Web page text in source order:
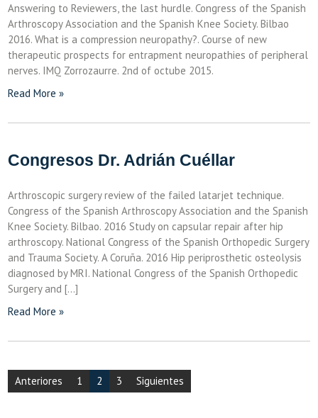
Answering to Reviewers, the last hurdle. Congress of the Spanish
Arthroscopy Association and the Spanish Knee Society. Bilbao
2016. What is a compression neuropathy?. Course of new
therapeutic prospects for entrapment neuropathies of peripheral
nerves. IMQ Zorrozaurre. 2nd of octube 2015.
Read More »
Congresos Dr. Adrián Cuéllar
Arthroscopic surgery review of the failed latarjet technique.
Congress of the Spanish Arthroscopy Association and the Spanish
Knee Society. Bilbao. 2016 Study on capsular repair after hip
arthroscopy. National Congress of the Spanish Orthopedic Surgery
and Trauma Society. A Coruña. 2016 Hip periprosthetic osteolysis
diagnosed by MRI. National Congress of the Spanish Orthopedic
Surgery and […]
Read More »
Navegación
de
Anteriores 1 2 3 Siguientes